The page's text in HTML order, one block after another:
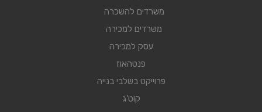
משרדים להשכרה
משרדים למכירה
עסק למכירה
פנטהאוז
פרוייקט בשלבי בנייה
קוט'ג